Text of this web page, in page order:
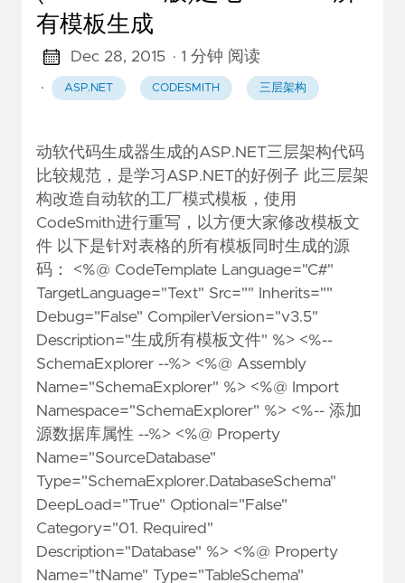
有模板生成
Dec 28, 2015 · 1 分钟 阅读
·
ASP.NET CODESMITH 三层架构
动软代码生成器生成的ASP.NET三层架构代码
比较规范，是学习ASP.NET的好例子 此三层架
构改造自动软的工厂模式模板，使用
CodeSmith进行重写，以方便大家修改模板文
件 以下是针对表格的所有模板同时生成的源
码： <%@ CodeTemplate Language="C#"
TargetLanguage="Text" Src="" Inherits=""
Debug="False" CompilerVersion="v3.5"
Description="生成所有模板文件" %> <%--
SchemaExplorer --%> <%@ Assembly
Name="SchemaExplorer" %> <%@ Import
Namespace="SchemaExplorer" %> <%-- 添加
源数据库属性 --%> <%@ Property
Name="SourceDatabase"
Type="SchemaExplorer.DatabaseSchema"
DeepLoad="True" Optional="False"
Category="01. Required"
Description="Database" %> <%@ Property
Name="tName" Type="TableSchema"